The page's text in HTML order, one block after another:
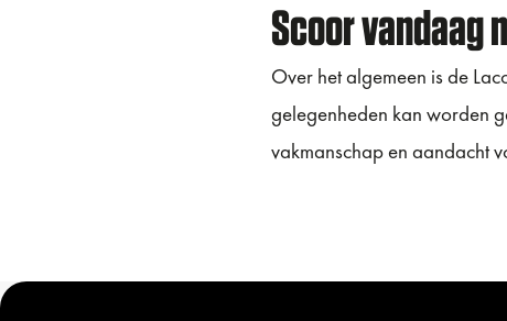
Scoor vandaag
Over het algemeen is de
gelegenheden kan worden
vakmanschap en aandacht